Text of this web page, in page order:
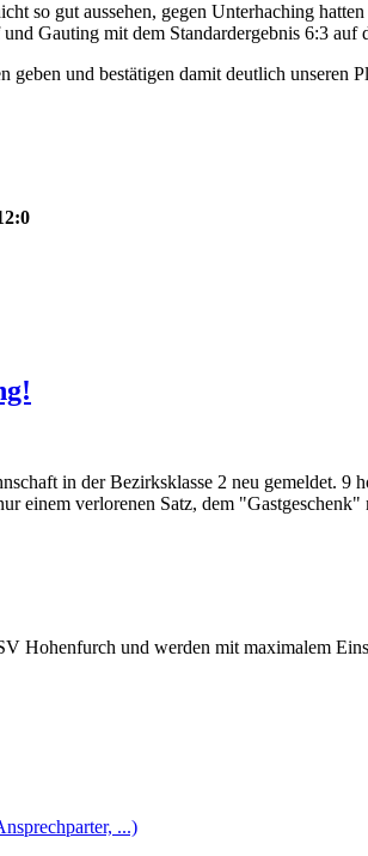
so gut aussehen, gegen Unterhaching
Gauting mit dem Standardergebnis 6:3 auf
geben und bestätigen damit deutlich unseren
in der Bezirksklasse 2 neu gemeldet.
einem verlorenen Satz, dem
Hohenfurch und werden mit maximalem
...)